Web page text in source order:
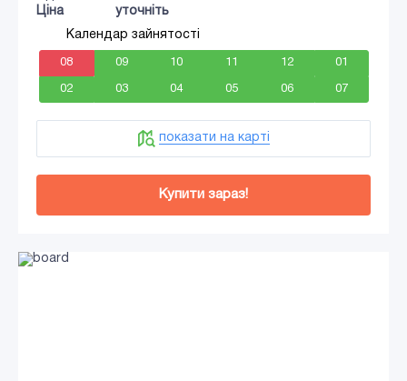
Ціна
уточніть
Календар зайнятості
08 09 10 11 12 01
02 03 04 05 06 07
показати на карті
Купити зараз!